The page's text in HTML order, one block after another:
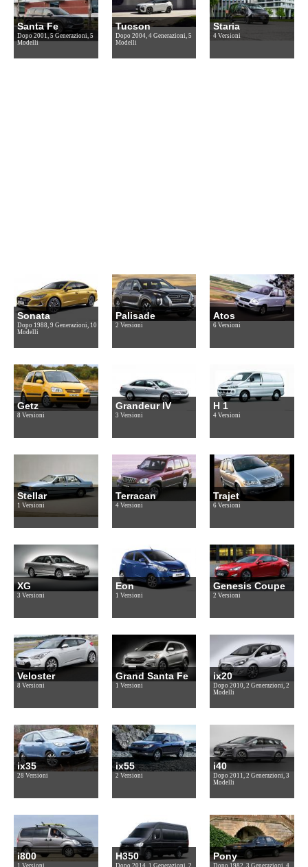
Santa Fe
Dopo 2001, 5 Generazioni, 5
Modelli
Tucson
Dopo 2004, 4 Generazioni, 5
Modelli
Staria
4 Versioni
Sonata
Dopo 1988, 9 Generazioni, 10
Modelli
Palisade
2 Versioni
Atos
6 Versioni
Getz
8 Versioni
Grandeur IV
3 Versioni
H 1
4 Versioni
Stellar
1 Versioni
Terracan
4 Versioni
Trajet
6 Versioni
XG
3 Versioni
Eon
1 Versioni
Genesis Coupe
2 Versioni
Veloster
8 Versioni
Grand Santa Fe
1 Versioni
ix20
Dopo 2010, 2 Generazioni, 2
Modelli
ix35
28 Versioni
ix55
2 Versioni
i40
Dopo 2011, 2 Generazioni, 3
Modelli
i800
1 Versioni
H350
Dopo 2014, 1 Generazioni, 2
Pony
Dopo 1982, 3 Generazioni, 4